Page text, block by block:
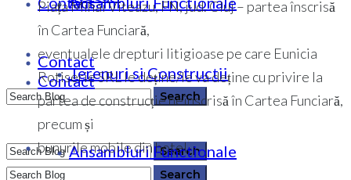
0364 146 512
Contact
Contact
Terenuri si Constructii
Ansambluri Functionale
Piața Mihai Viteazu, FN, jud. Cluj – partea înscrisă
în Cartea Funciară,
eventualele drepturi litigioase pe care Eunicia
Rotiserie SRL le deține/le va deține cu privire la
partea de construcție neînscrisă în Cartea Funciară,
precum și
bunurile mobile din hotel.